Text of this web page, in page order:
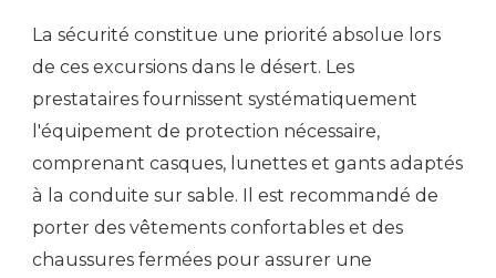
La sécurité constitue une priorité absolue lors
de ces excursions dans le désert. Les
prestataires fournissent systématiquement
l'équipement de protection nécessaire,
comprenant casques, lunettes et gants adaptés
à la conduite sur sable. Il est recommandé de
porter des vêtements confortables et des
chaussures fermées pour assurer une